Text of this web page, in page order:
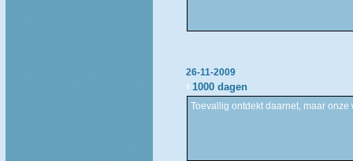
26-11-2009
1000 dagen
Toevallig ontdekt daarnet, maar